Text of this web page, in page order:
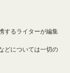
するライターが編集
どについては一切の